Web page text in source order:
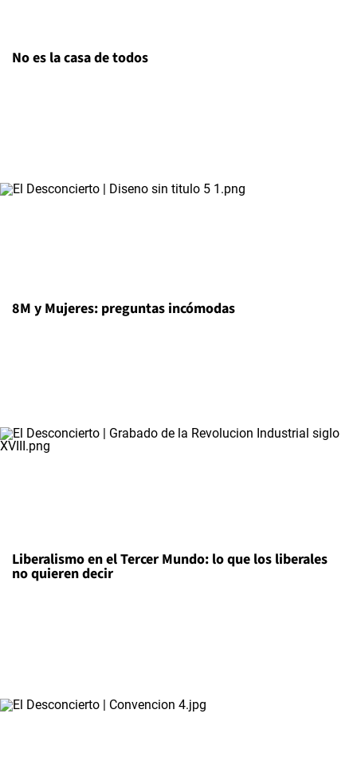
No es la casa de todos
8M y Mujeres: preguntas incómodas
Liberalismo en el Tercer Mundo: lo que los liberales
no quieren decir